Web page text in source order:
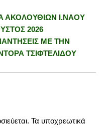
ΑΚΟΛΟΥΘΙΩΝ Ι.ΝΑΟΥ
2026
ΜΕ ΤΗΝ
ΤΣΙΦΤΕΛΙΔΟΥ
Τα υποχρεωτικά